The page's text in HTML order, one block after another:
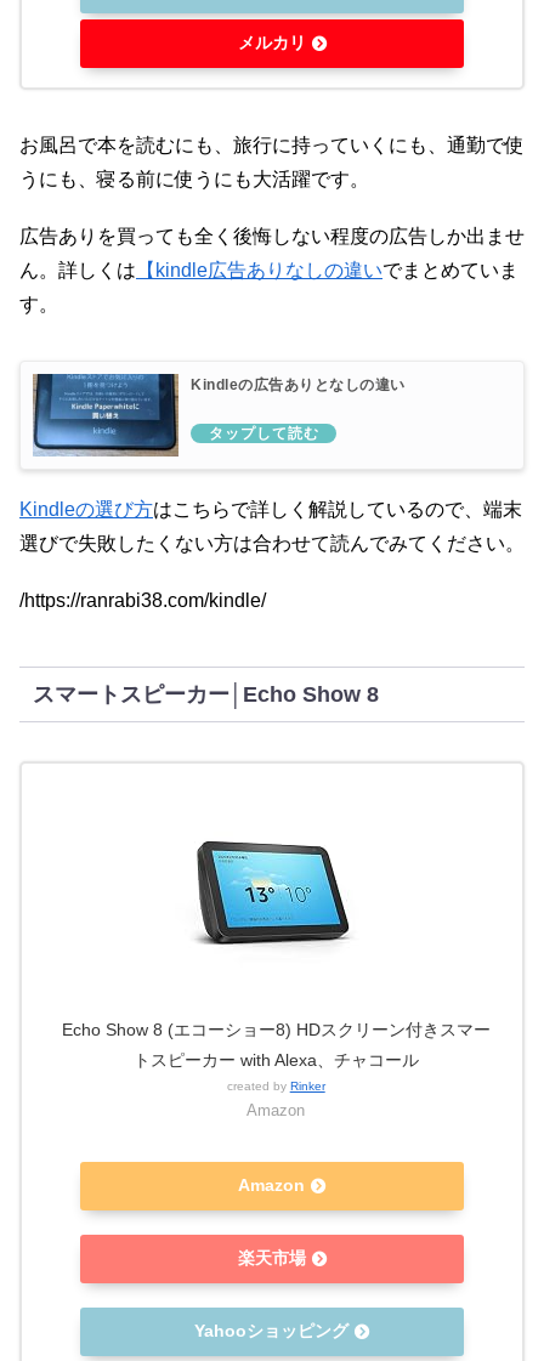
メルカリ
お風呂で本を読むにも、旅行に持っていくにも、通勤で使
うにも、寝る前に使うにも大活躍です。
広告ありを買っても全く後悔しない程度の広告しか出ませ
ん。詳しくは 【kindle広告ありなしの違いでまとめていま
す。
Kindleの広告ありとなしの違い
Kindleの選び方はこちらで詳しく解説しているので、端末
選びで失敗したくない方は合わせて読んでみてください。
/https://ranrabi38.com/kindle/
スマートスピーカー│Echo Show 8
Echo Show 8 (エコーショー8) HDスクリーン付きスマー
トスピーカー with Alexa、チャコール
created by Rinker
Amazon
Amazon
楽天市場
Yahooショッピング